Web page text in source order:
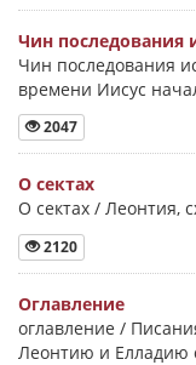
Чин последования
Чин последования
времени Иисус
2047
О сектах
О сектах / Леонтия,
2120
Оглавление
оглавление /
Леонтию и Елладию